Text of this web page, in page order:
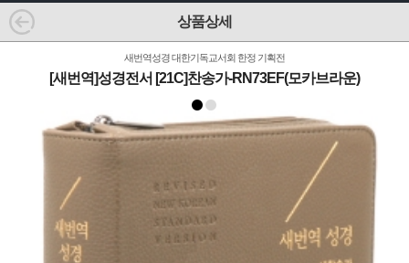
상품상세
새번역성경 대한기독교서회 한정 기획전
[새번역]성경전서 [21C]찬송가-RN73EF(모카브라운)